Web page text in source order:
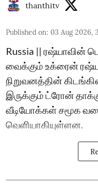
thanthitv
Published on: 03 Aug 2026,
Russia || ரஷ்யாவின்
வைக்கும் உக்ரைன்
நிறுவனத்தின்
இருக்கும் ட்ரோன்
வீடியோக்கள் சமூக
வெளியாகியுள்ளன.